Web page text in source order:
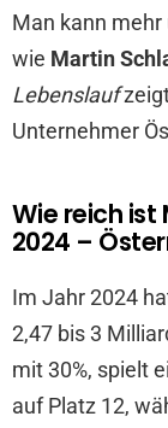
Man kann
wie Martin
Lebenslauf
Unternehmer
Wie reich
2024 –
Im Jahr 2024
2,47 bis 3
mit 30%, spielt
auf Platz 12,